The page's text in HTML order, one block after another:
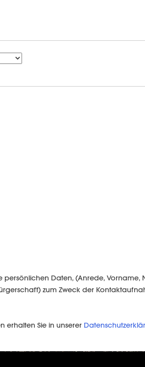
Daten, (Anrede, Vorname,
zum Zweck der
erhalten Sie in unserer